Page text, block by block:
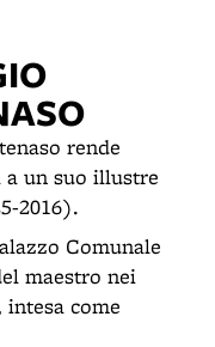
rende
a un suo illustre
2016).
Comunale
maestro nei
come